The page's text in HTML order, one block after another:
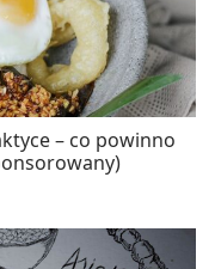
– co powinno